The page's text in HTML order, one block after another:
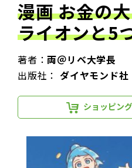
漫画 お金の
ライオンと5
著者：両＠リベ大学長
出版社： ダイヤモンド社
ショッピン